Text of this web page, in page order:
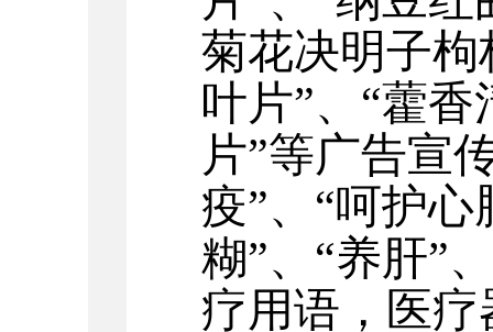
菊花决明子枸
叶片”、 “藿香
片”等广告宣
疫”、 “呵护心
糊”、 “养肝”
疗用语，医疗